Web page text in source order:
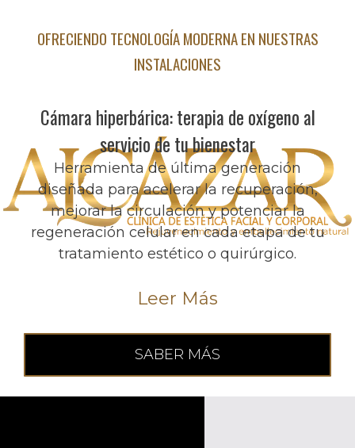
OFRECIENDO TECNOLOGÍA MODERNA EN NUESTRAS
INSTALACIONES
Cámara hiperbárica: terapia de oxígeno al
servicio de tu bienestar
Herramienta de última generación
diseñada para acelerar la recuperación,
mejorar la circulación y potenciar la
regeneración celular en cada etapa de tu
tratamiento estético o quirúrgico.
Leer Más
SABER MÁS